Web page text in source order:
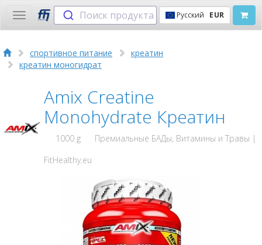
Toggle
navigation
Поиск продукта Русский EUR
спортивное питание
креатин
креатин моногидрат
Amix Creatine
Monohydrate Креатин
1000 g
Премиальные БАДы, Витамины и Травы |
FitHealthy.eu